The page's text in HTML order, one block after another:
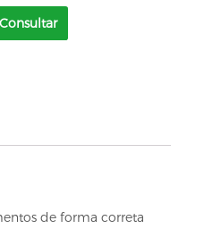
Consultar
de forma correta